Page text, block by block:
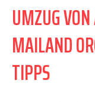
UMZUG
MAILAND
TIPPS